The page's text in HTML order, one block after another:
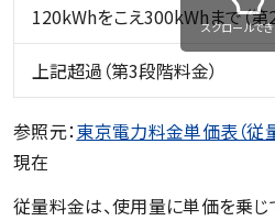
120kWhをこえ300kWhまで（第
上記超過（第3段階料金）
スクロールでき
参照元：東京電力料金単価表（従
現在
従量料金は、使用量に単価を乗じ